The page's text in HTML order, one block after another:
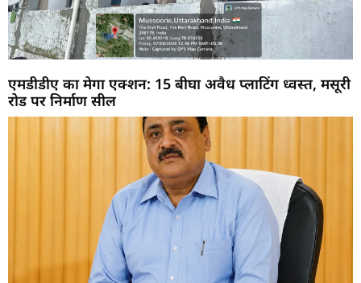
एमडीडीए का मेगा एक्शन: 15 बीघा अवैध प्लाटिंग ध्वस्त, मसूरी
रोड पर निर्माण सील